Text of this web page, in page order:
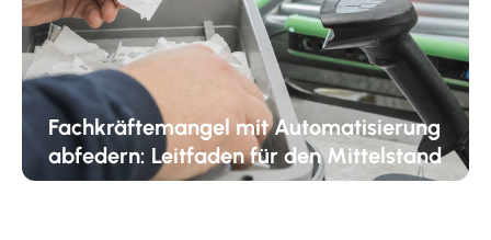
Fachkräftemangel mit Automatisierung
abfedern: Leitfaden für den Mittelstand